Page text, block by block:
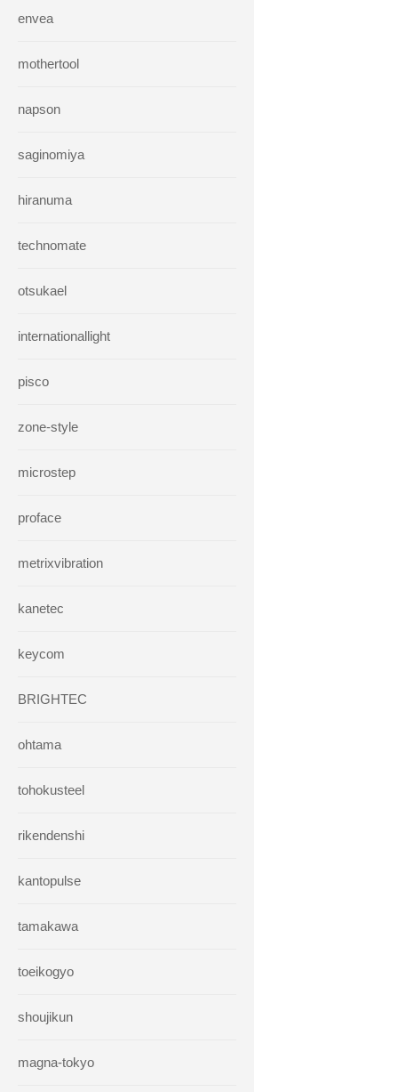
envea
mothertool
napson
saginomiya
hiranuma
technomate
otsukael
internationallight
pisco
zone-style
microstep
proface
metrixvibration
kanetec
keycom
BRIGHTEC
ohtama
tohokusteel
rikendenshi
kantopulse
tamakawa
toeikogyo
shoujikun
magna-tokyo